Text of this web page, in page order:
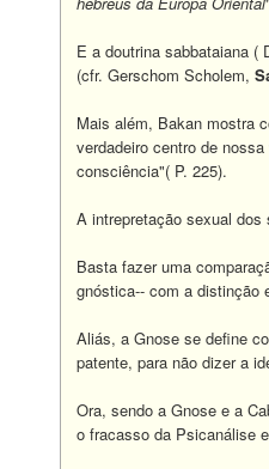
E a doutrina sabbataiana
(cfr. Gerschom Scholem,
Mais além, Bakan mostra
verdadeiro centro de
consciência"( P. 225).
A intrepretação sexual dos
Basta fazer uma
gnóstica-- com a distinção
Aliás, a Gnose se define
patente, para não dizer a
Ora, sendo a Gnose e a
o fracasso da Psicanálise